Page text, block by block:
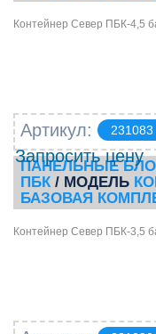
Контейнер Север ПБК-4,5
Артикул: 231083
Запросить цену
ПАНЕЛЬНЫЕ
ПБК/ МОДЕЛЬ
БАЗОВАЯ
Контейнер Север ПБК-3,5